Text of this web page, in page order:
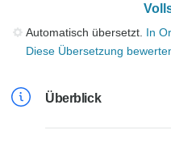
Automatisch übersetzt. In
Diese Übersetzung
Überblick